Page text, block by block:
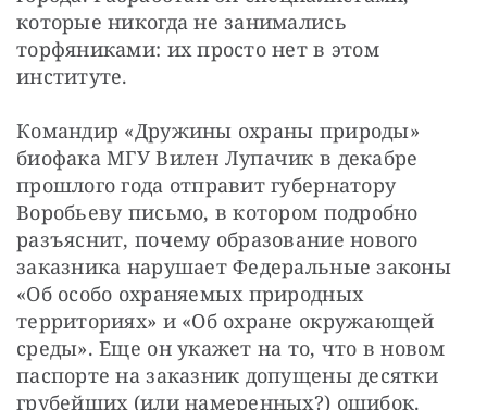
которые никогда не занимались
торфяниками: их просто нет в этом
институте.
Командир «Дружины охраны природы»
биофака МГУ Вилен Лупачик в декабре
прошлого года отправит губернатору
Воробьеву письмо, в котором подробно
разъяснит, почему образование нового
заказника нарушает Федеральные законы
«Об особо охраняемых природных
территориях» и «Об охране окружающей
среды». Еще он укажет на то, что в новом
паспорте на заказник допущены десятки
грубейших (или намеренных?) ошибок.